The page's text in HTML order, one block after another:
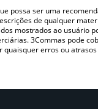
possa ser uma
de qualquer
mostrados ao usuário
3Commas pode
erros ou